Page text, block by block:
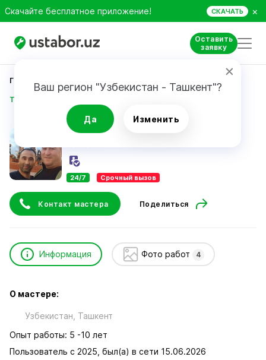
Скачайте бесплатное приложение! СКАЧАТЬ ×
Оставить
заявку
Ваш регион "Узбекистан - Ташкент"?
Да Изменить
Главная
Тухтабоев Адхамжон
Тухтабоев Адхамжон
24/7 Срочный вызов
Контакт мастера Поделиться
Информация Фото работ 4
О мастере:
Узбекистан, Ташкент
Опыт работы: 5 -10 лет
Пользователь с 2025, был(а) в сети 15.06.2026